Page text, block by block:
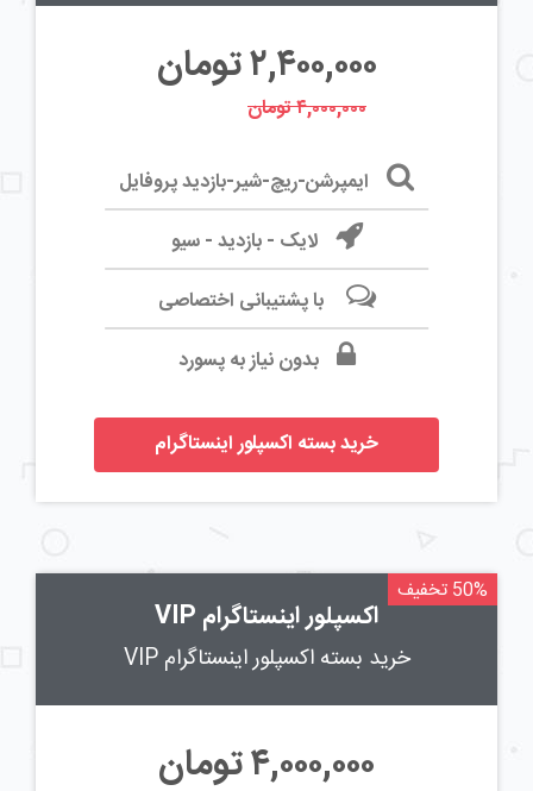
۲,۴۰۰,۰۰۰تومان
۴,۰۰۰,۰۰۰ تومان
ایمپرشن-ریچ-شیر-بازدید پروفایل
لایک - بازدید - سیو
با پشتیبانی اختصاصی
بدون نیاز به پسورد
خرید بسته اکسپلور اینستاگرام
50% تخفیف
اکسپلور اینستاگرام VIP
خرید بسته اکسپلور اینستاگرام VIP
۴,۰۰۰,۰۰۰تومان